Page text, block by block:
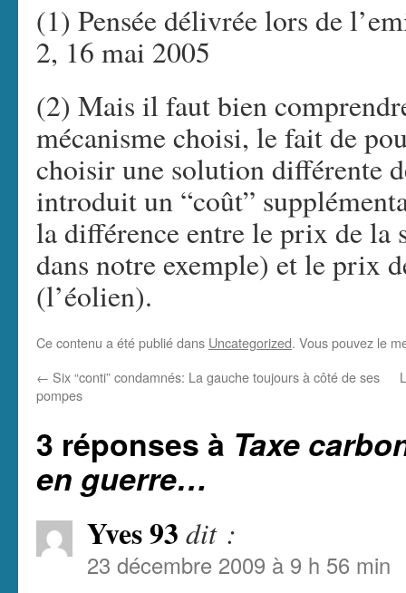
(1) Pensée délivrée lors de
2, 16 mai 2005
(2) Mais il faut bien
mécanisme choisi, le fait de
choisir une solution différente
introduit un “coût”
la différence entre le prix de la
dans notre exemple) et le prix
(l’éolien).
Ce contenu a été publié dans Uncategorized. Vous pouvez le
← Six “conti” condamnés: La gauche toujours à côté de ses
pompes
3 réponses à Taxe
en guerre…
Yves 93 dit :
23 décembre 2009 à 9 h 56 min